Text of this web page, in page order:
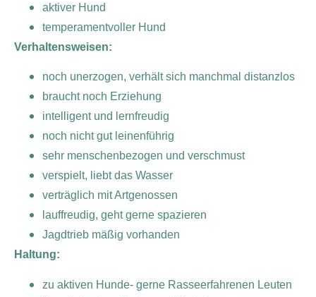
aktiver Hund
temperamentvoller Hund
Verhaltensweisen:
noch unerzogen, verhält sich manchmal distanzlos
braucht noch Erziehung
intelligent und lernfreudig
noch nicht gut leinenführig
sehr menschenbezogen und verschmust
verspielt, liebt das Wasser
verträglich mit Artgenossen
lauffreudig, geht gerne spazieren
Jagdtrieb mäßig vorhanden
Haltung:
zu aktiven Hunde- gerne Rasseerfahrenen Leuten